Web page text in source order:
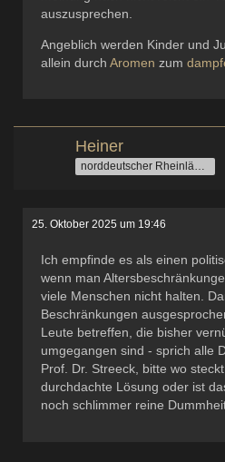
auszusprechen.
Angeblich werden Kinder und
allein durch Aromen zum
Heiner
norddeutscher Rheinländer
25. Oktober 2025 um 19:46
Ich empfinde es als einen
wenn man
viele Menschen nicht halten.
Beschränkungen
Leute betreffen, die bisher
umgegangen sind - sprich alle
Prof. Dr. Streeck, bitte wo
durchdachte Lösung oder ist
noch schlimmer reine